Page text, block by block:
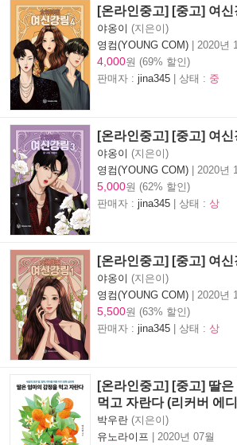
[온라인중고] [중고] 여신
야옹이 (지은이)
영컴(YOUNG COM) | 2020년
4,000원 (69% 할인)
판매자 : jina345 | 상태 : 중
[온라인중고] [중고] 여신
야옹이 (지은이)
영컴(YOUNG COM) | 2020년
5,000원 (62% 할인)
판매자 : jina345 | 상태 : 상
[온라인중고] [중고] 여신
야옹이 (지은이)
영컴(YOUNG COM) | 2020년
5,500원 (63% 할인)
판매자 : jina345 | 상태 : 상
[온라인중고] [중고] 딸
먹고 자란다 (리커버 에
박우란 (지은이)
유노라이프 | 2020년 07월